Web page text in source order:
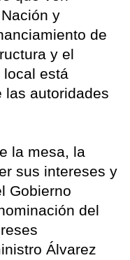
y
de
y el
local está
las autoridades
la mesa, la
sus intereses y
Gobierno
del
Álvarez